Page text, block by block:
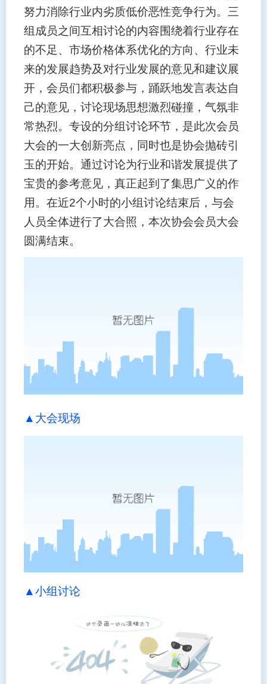
努力消除行业内劣质低价恶性竞争行为。三
组成员之间互相讨论的内容围绕着行业存在
的不足、市场价格体系优化的方向、行业未
来的发展趋势及对行业发展的意见和建议展
开，会员们都积极参与，踊跃地发言表达自
己的意见，讨论现场思想激烈碰撞，气氛非
常热烈。专设的分组讨论环节，是此次会员
大会的一大创新亮点，同时也是协会抛砖引
玉的开始。通过讨论为行业和谐发展提供了
宝贵的参考意见，真正起到了集思广义的作
用。在近2个小时的小组讨论结束后，与会
人员全体进行了大合照，本次协会会员大会
圆满结束。
▲大会现场
▲小组讨论